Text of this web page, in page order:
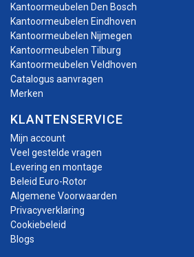
Kantoormeubelen Den Bosch
Kantoormeubelen Eindhoven
Kantoormeubelen Nijmegen
Kantoormeubelen Tilburg
Kantoormeubelen Veldhoven
Catalogus aanvragen
Merken
KLANTENSERVICE
Mijn account
Veel gestelde vragen
Levering en montage
Beleid Euro-Rotor
Algemene Voorwaarden
Privacyverklaring
Cookiebeleid
Blogs